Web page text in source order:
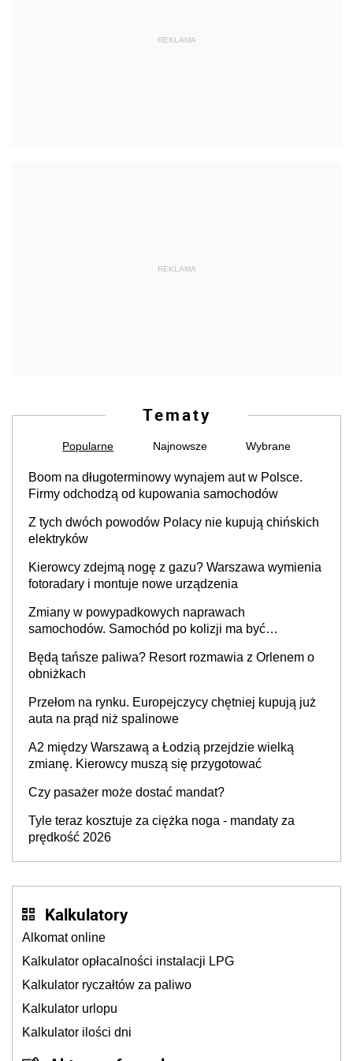
REKLAMA
REKLAMA
Tematy
Popularne Najnowsze Wybrane
Boom na długoterminowy wynajem aut w Polsce.
Firmy odchodzą od kupowania samochodów
Z tych dwóch powodów Polacy nie kupują chińskich
elektryków
Kierowcy zdejmą nogę z gazu? Warszawa wymienia
fotoradary i montuje nowe urządzenia
Zmiany w powypadkowych naprawach
samochodów. Samochód po kolizji ma być
producenta
Będą tańsze paliwa? Resort rozmawia z Orlenem o
obniżkach
Przełom na rynku. Europejczycy chętniej kupują już
auta na prąd niż spalinowe
A2 między Warszawą a Łodzią przejdzie wielką
zmianę. Kierowcy muszą się przygotować
Czy pasażer może dostać mandat?
Tyle teraz kosztuje za ciężka noga - mandaty za
prędkość 2026
Kalkulatory
Alkomat online
Kalkulator opłacalności instalacji LPG
Kalkulator ryczałtów za paliwo
Kalkulator urlopu
Kalkulator ilości dni